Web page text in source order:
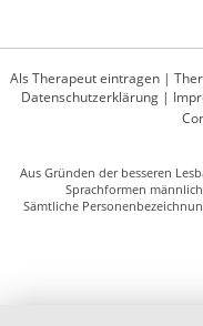
Als Therapeut eintragen |
Datenschutzerklärung|
Aus Gründen der besseren
Sprachformen
Sämtliche